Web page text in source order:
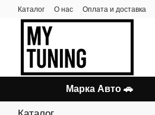
Перейти к основному контенту
Каталог О нас Оплата и доставка
Марка Авто 🚗